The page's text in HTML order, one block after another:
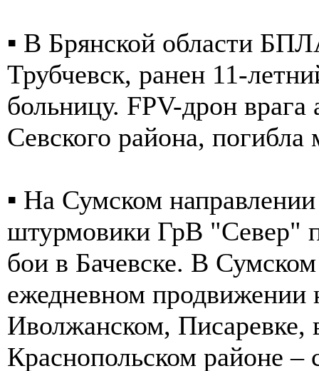
▪️ В Брянской области
Трубчевск, ранен 11-
больницу. FPV-дрон врага
Севского района,
▪️ На Сумском
штурмовики ГрВ "Север"
бои в Бачевске. В
ежедневном продвижении
Иволжанском, Писаревке,
Краснопольском районе –